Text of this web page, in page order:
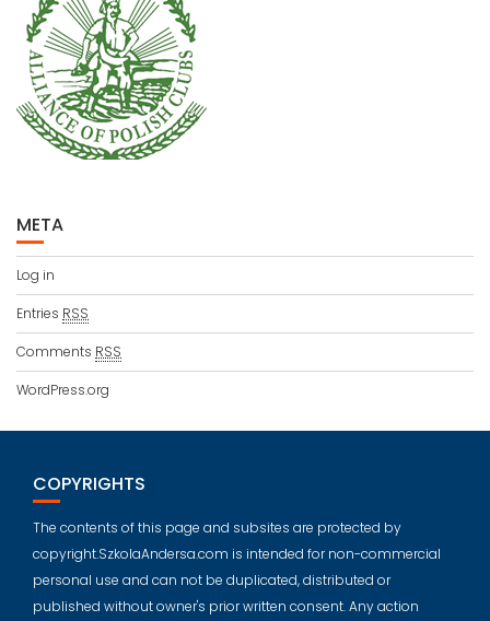
META
Log in
Entries RSS
Comments RSS
WordPress.org
COPYRIGHTS
The contents of this page and subsites are protected by
copyright.SzkolaAndersa.com is intended for non-commercial
personal use and can not be duplicated, distributed or
published without owner's prior written consent. Any action